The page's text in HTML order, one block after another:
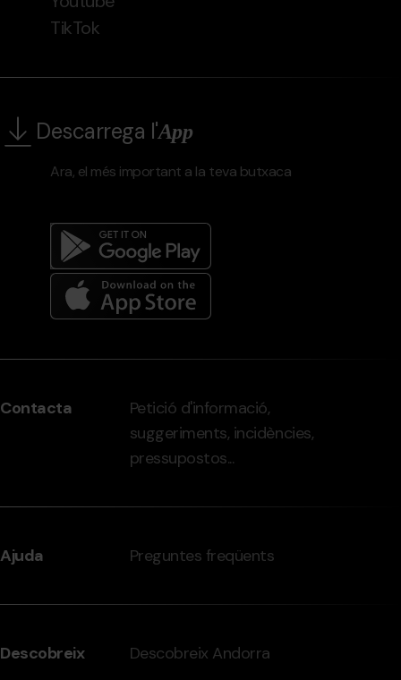
TikTok
Descarrega l'App
Ara, el més important a la teva butxaca
del
-
Contacta
Petició d'informació,
suggeriments, incidències,
pressupostos...
Ajuda Preguntes freqüents
Descobreix
Descobreix Andorra